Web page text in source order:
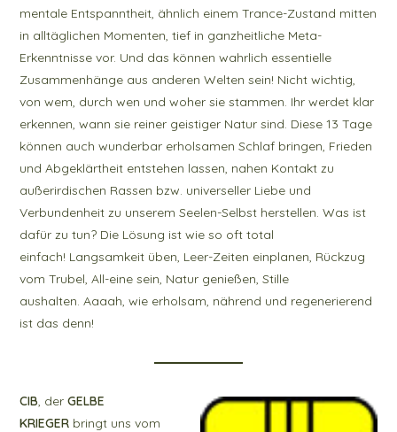
mentale Entspanntheit, ähnlich einem Trance-Zustand mitten
in alltäglichen Momenten, tief in ganzheitliche Meta-
Erkenntnisse vor. Und das können wahrlich essentielle
Zusammenhänge aus anderen Welten sein! Nicht wichtig,
von wem, durch wen und woher sie stammen. Ihr werdet klar
erkennen, wann sie reiner geistiger Natur sind. Diese 13 Tage
können auch wunderbar erholsamen Schlaf bringen, Frieden
und Abgeklärtheit entstehen lassen, nahen Kontakt zu
außerirdischen Rassen bzw. universeller Liebe und
Verbundenheit zu unserem Seelen-Selbst herstellen. Was ist
dafür zu tun? Die Lösung ist wie so oft total
einfach! Langsamkeit üben, Leer-Zeiten einplanen, Rückzug
vom Trubel, All-eine sein, Natur genießen, Stille
aushalten. Aaaah, wie erholsam, nährend und regenerierend
ist das denn!
CIB , derGELBE
KRIEGER bringt uns vom